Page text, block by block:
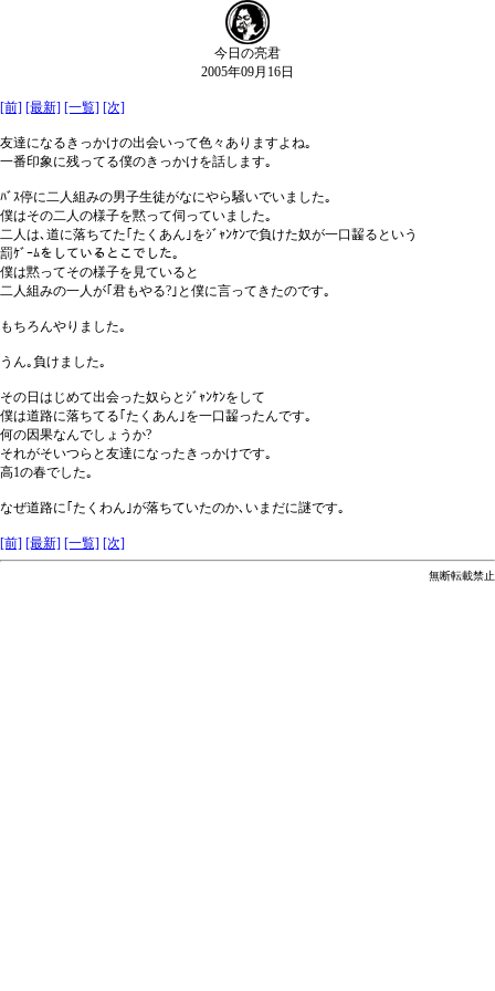
今日の亮君
2005年09月16日
[前] [最新] [一覧] [次]
友達になるきっかけの出会いって色々ありますよね｡
一番印象に残ってる僕のきっかけを話します｡
ﾊﾞｽ停に二人組みの男子生徒がなにやら騒いでいました｡
僕はその二人の様子を黙って伺っていました｡
二人は､道に落ちてた｢たくあん｣をｼﾞｬﾝｹﾝで負けた奴が一口齧るという
罰ｹﾞｰﾑをしているとこでした｡
僕は黙ってその様子を見ていると
二人組みの一人が｢君もやる?｣と僕に言ってきたのです｡
もちろんやりました｡
うん｡負けました｡
その日はじめて出会った奴らとｼﾞｬﾝｹﾝをして
僕は道路に落ちてる｢たくあん｣を一口齧ったんです｡
何の因果なんでしょうか?
それがそいつらと友達になったきっかけです｡
高1の春でした｡
なぜ道路に｢たくわん｣が落ちていたのか､いまだに謎です｡
[前] [最新] [一覧] [次]
無断転載禁止